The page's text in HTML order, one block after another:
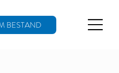
BESTAND